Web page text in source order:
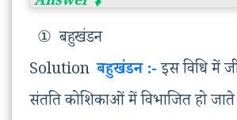
① बहुखंडन
Solutionबहुखंडन :-इस विधि में
संतति कोशिकाओं में विभाजित हो